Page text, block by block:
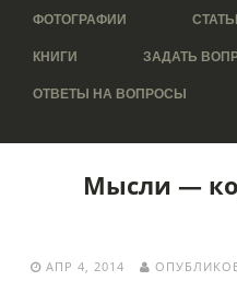
ФОТОГРАФИИ
КНИГИ ЗАДАТЬ
ОТВЕТЫ НА ВОПРОСЫ
Мысли —
АПР 4, 2014